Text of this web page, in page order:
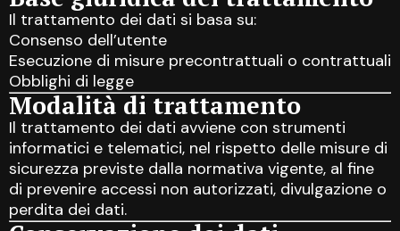
Il trattamento dei dati si basa su:
Consenso dell’utente
Esecuzione di misure precontrattuali o contrattuali
Obblighi di legge
Modalità di trattamento
Il trattamento dei dati avviene con strumenti
informatici e telematici, nel rispetto delle misure di
sicurezza previste dalla normativa vigente, al fine
di prevenire accessi non autorizzati, divulgazione o
perdita dei dati.